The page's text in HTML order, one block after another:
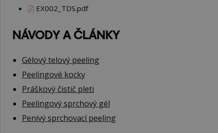
EX002_TDS.pdf
NÁVODY A ČLÁNKY
Gélový telový peeling
Peelingové kocky
Práškový čistič pleti
Peelingový sprchový gél
Penivý sprchovací peeling